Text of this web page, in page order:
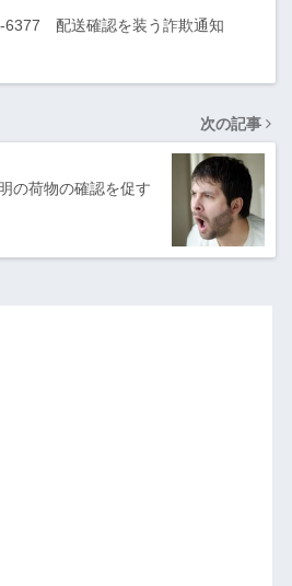
6377 配送確認を装う詐欺通知
次の記事
の荷物の確認を促す